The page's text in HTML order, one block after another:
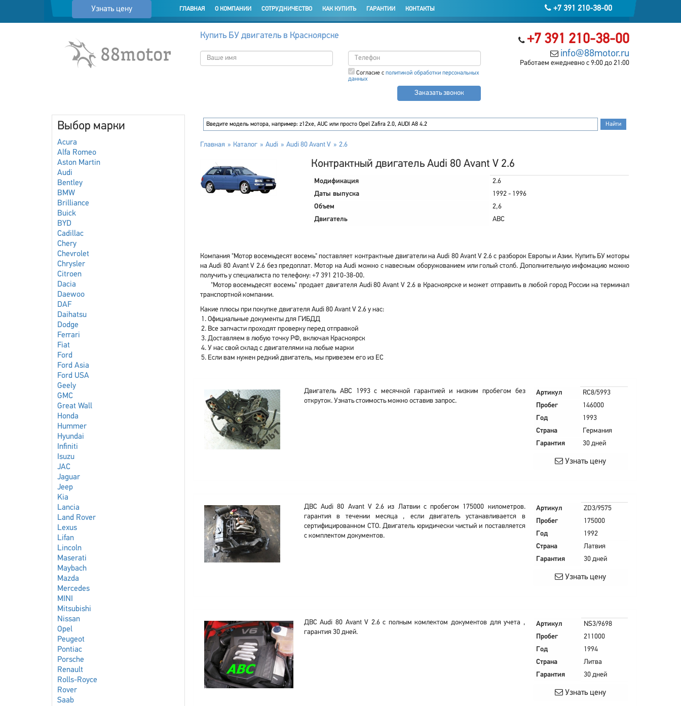
Узнать цену +7 391 210-38-00
ГЛАВНАЯ О КОМПАНИИ СОТРУДНИЧЕСТВО КАК КУПИТЬ ГАРАНТИИ КОНТАКТЫ
+7 391 210-38-00
info@88motor.ru
Работаем ежедневно с 9:00 до 21:00
Купить БУ двигатель в Красноярске
Согласие с политикой обработки персональных
данных
Заказать звонок
Выбор марки
Acura
Alfa Romeo
Aston Martin
Audi
Bentley
BMW
Brilliance
Buick
BYD
Cadillac
Chery
Chevrolet
Chrysler
Citroen
Dacia
Daewoo
DAF
Daihatsu
Dodge
Ferrari
Fiat
Ford
Ford Asia
Ford USA
Geely
GMC
Great Wall
Honda
Hummer
Hyundai
Infiniti
Isuzu
JAC
Jaguar
Jeep
Kia
Lancia
Land Rover
Lexus
Lifan
Lincoln
Maserati
Maybach
Mazda
Mercedes
MINI
Mitsubishi
Nissan
Opel
Peugeot
Pontiac
Porsche
Renault
Rolls-Royce
Rover
Saab
Главная Каталог Audi Audi 80 Avant V 2.6
Контрактный двигатель Audi 80 Avant V 2.6
Модификация
2.6
Даты выпуска
1992 - 1996
Объем
2,6
Двигатель
ABC
Компания "Мотор восемьдесят восемь" поставляет контрактные двигатели на Audi 80 Avant V 2.6 с разборок Европы и Азии. Купить БУ моторы
на Audi 80 Avant V 2.6 без предоплат. Мотор на Audi можно с навесным оборужованием или голый столб. Дополнительную инфомацию можно
получить у специалиста по телефону: +7 391 210-38-00.
"Мотор восемьдесят восемь" продает двигателя Audi 80 Avant V 2.6 в Красноярске и может отправить в любой город России на терминал
транспортной компании.
Какие плюсы при покупке двигателя Audi 80 Avant V 2.6 у нас:
Официальные документы для ГИБДД
Все запчасти проходят проверку перед отправкой
Доставляем в любую точку РФ, включая Красноярск
У нас свой склад с двигателями на любые марки
Если вам нужен редкий двигатель, мы привезем его из ЕС
Двигатель ABC 1993 с месячной гарантией и низким пробегом без
откруток. Узнать стоимость можно оставив запрос.
Артикул
RC8/5993
Пробег
146000
Год
1993
Страна
Германия
Гарантия
30 дней
Узнать цену
ДВС Audi 80 Avant V 2.6 из Латвии с пробегом 175000 километров.
гарантия в течении месяца , если двигатель устанавливается в
сертифицированном СТО. Двигатель юридически чистый и поставляется
с комплектом документов.
Артикул
ZD3/9575
Пробег
175000
Год
1992
Страна
Латвия
Гарантия
30 дней
Узнать цену
ДВС Audi 80 Avant V 2.6 с полным комлектом документов для учета ,
гарантия 30 дней.
Артикул
NS3/9698
Пробег
211000
Год
1994
Страна
Литва
Гарантия
30 дней
Узнать цену